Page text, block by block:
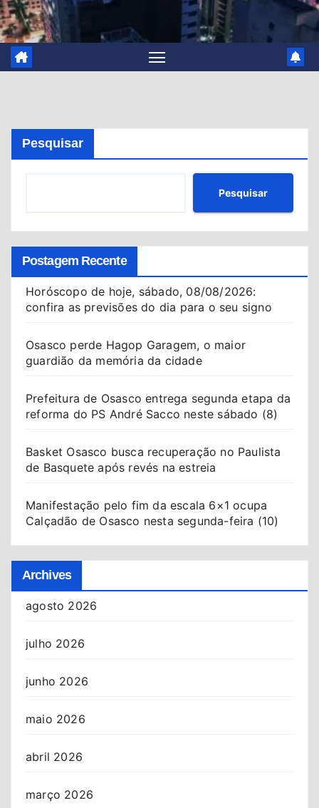
Pesquisar
Pesquisar
Postagem Recente
Horóscopo de hoje, sábado, 08/08/2026:
confira as previsões do dia para o seu signo
Osasco perde Hagop Garagem, o maior
guardião da memória da cidade
Prefeitura de Osasco entrega segunda etapa da
reforma do PS André Sacco neste sábado (8)
Basket Osasco busca recuperação no Paulista
de Basquete após revés na estreia
Manifestação pelo fim da escala 6×1 ocupa
Calçadão de Osasco nesta segunda-feira (10)
Archives
agosto 2026
julho 2026
junho 2026
maio 2026
abril 2026
março 2026